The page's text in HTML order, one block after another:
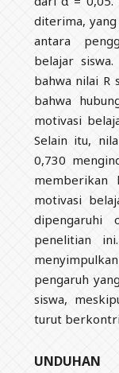
diterima,
antara
belajar
bahwa nilai R
bahwa
motivasi
Selain itu,
0,730
memberikan
motivasi
penelitian
pengaruh
siswa,
turut
UNDUHAN